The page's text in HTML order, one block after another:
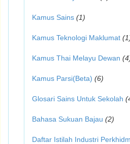
Kamus Sains (1)
Kamus Teknologi Maklumat
Kamus Thai Melayu Dewan
Kamus Parsi(Beta) (6)
Glosari Sains Untuk Sekolah
Bahasa Sukuan Bajau (2)
Daftar Istilah Industri